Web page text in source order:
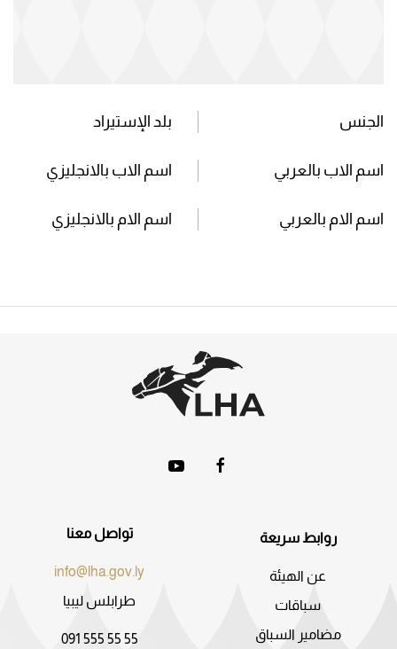
الجنس بلد الإستيراد
اسم الاب بالعربي اسم الاب بالانجليزي
اسم الام بالعربي اسم الام بالانجليزي
روابط سريعة
عن الهيئة
سباقات
مضامير السباق
تواصل معنا
info@lha.gov.ly
طرابلس ليبيا
091 555 55 55